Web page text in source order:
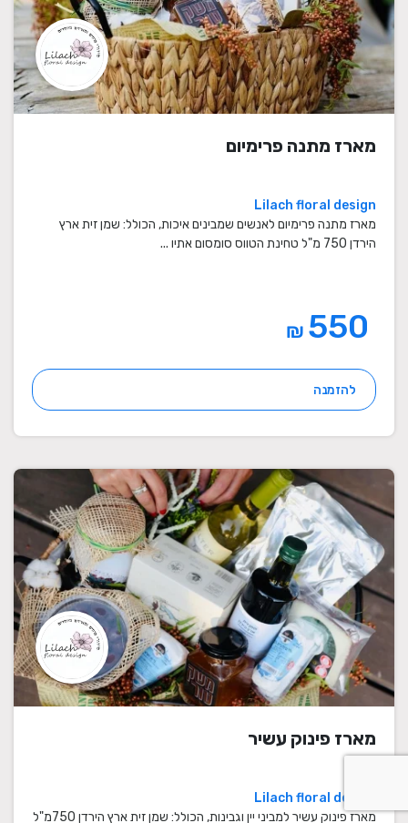
מארז מתנה פרימיום
Lilach floral design
מארז מתנה פרימיום לאנשים שמבינים איכות, הכולל: שמן זית ארץ
הירדן 750 מ"ל טחינת הטווס סומסום אתיו ...
₪
להזמנה
מארז פינוק עשיר
Lilach floral design
מארז פינוק עשיר למביני יין וגבינות, הכולל: שמן זית ארץ הירדן 750מ"ל